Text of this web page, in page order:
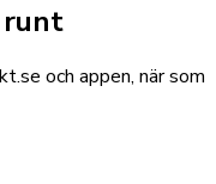
runt
och appen, när som